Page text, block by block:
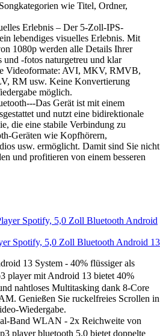
wie Titel, Ordner,
Erlebnis – Der 5-Zoll-IPS-
lebendiges visuelles Erlebnis. Mit
1080p werden alle Details Ihrer
-fotos naturgetreu und klar
Videoformate: AVI, MKV, RMVB,
RM usw. Keine Konvertierung
möglich.
Das Gerät ist mit einem
und nutzt eine bidirektionale
die eine stabile Verbindung zu
Geräten wie Kopfhörern,
usw. ermöglicht. Damit sind Sie nicht
und profitieren von einem besseren
Spotify, 5,0 Zoll Bluetooth Android 13
13 System - 40% flüssiger als
player mit Android 13 bietet 40%
nahtloses Multitasking dank 8-Core
Genießen Sie ruckelfreies Scrollen in
Wiedergabe.
Band WLAN - 2x Reichweite von
player bluetooth 5.0 bietet doppelte